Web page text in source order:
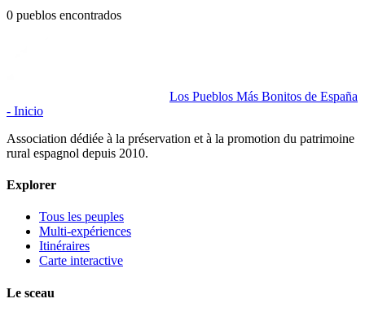
0 pueblos encontrados
Los Pueblos Más Bonitos de España
- Inicio
Association dédiée à la préservation et à la promotion du patrimoine
rural espagnol depuis 2010.
Explorer
Tous les peuples
Multi-expériences
Itinéraires
Carte interactive
Le sceau